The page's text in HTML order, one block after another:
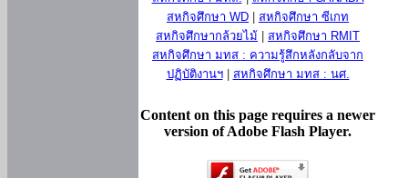
สหกิจศึกษา WD
สหกิจศึกษา ซีเกท
สหกิจศึกษากล้วยไม้
สหกิจศึกษา RMIT
สหกิจศึกษา มทส : ความรู้สึกหลังกลับจาก
ปฏิบัติงานฯ| สหกิจศึกษา มทส : นศ.
Content on this page requires a newer
version of Adobe Flash Player.